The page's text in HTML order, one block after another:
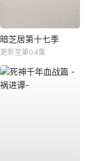
暗芝居第十七季
更新至第04集